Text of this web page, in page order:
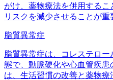
がけ、薬物療法を併用する
リスクを減少させることが重
脂質異常症
脂質異常症は、コレステロ
態で、動脈硬化や心血管疾
は、生活習慣の改善と薬物療